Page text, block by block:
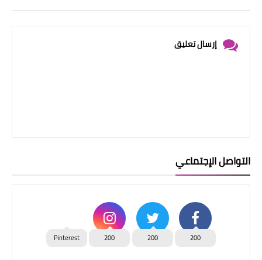
إرسال تعليق
التواصل الإجتماعي
200
200
200
Pinterest